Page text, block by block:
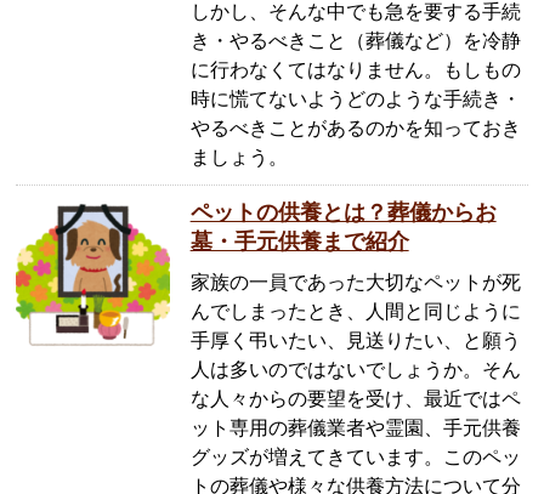
しかし、そんな中でも急を要する手続
き・やるべきこと（葬儀など）を冷静
に行わなくてはなりません。もしもの
時に慌てないようどのような手続き・
やるべきことがあるのかを知っておき
ましょう。
ペットの供養とは？葬儀からお
墓・手元供養まで紹介
家族の一員であった大切なペットが死
んでしまったとき、人間と同じように
手厚く弔いたい、見送りたい、と願う
人は多いのではないでしょうか。そん
な人々からの要望を受け、最近ではペ
ット専用の葬儀業者や霊園、手元供養
グッズが増えてきています。このペッ
トの葬儀や様々な供養方法について分